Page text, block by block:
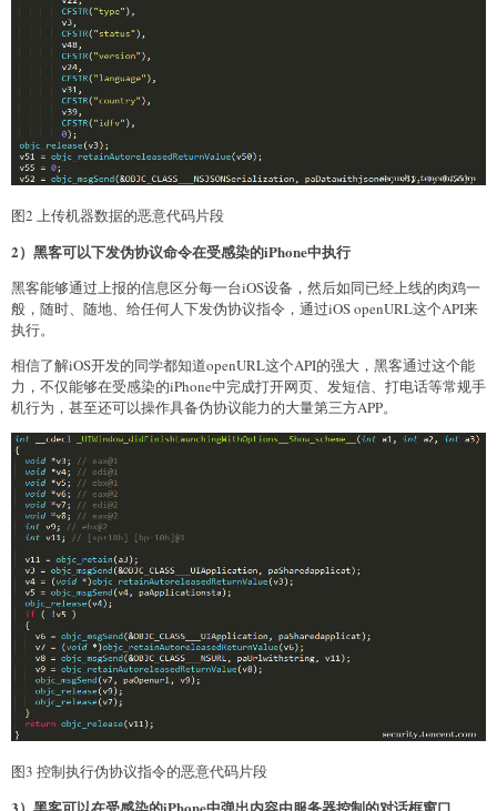
图2 上传机器数据的恶意代码片段
2）黑客可以下发伪协议命令在受感染的iPhone中执行
黑客能够通过上报的信息区分每一台iOS设备，然后如同已经上线的肉鸡一
般，随时、随地、给任何人下发伪协议指令，通过iOS openURL这个API来
执行。
相信了解iOS开发的同学都知道openURL这个API的强大，黑客通过这个能
力，不仅能够在受感染的iPhone中完成打开网页、发短信、打电话等常规手
机行为，甚至还可以操作具备伪协议能力的大量第三方APP。
图3 控制执行伪协议指令的恶意代码片段
3）黑客可以在受感染的iPhone中弹出内容由服务器控制的对话框窗口